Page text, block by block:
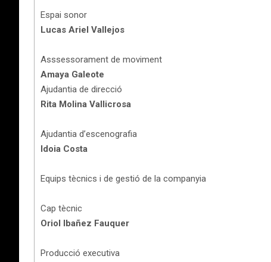
Espai sonor
Lucas Ariel Vallejos
Asssessorament de moviment
Amaya Galeote
Ajudantia de direcció
Rita Molina Vallicrosa
Ajudantia d’escenografia
Idoia Costa
Equips tècnics i de gestió de la companyia
Cap tècnic
Oriol Ibañez Fauquer
Producció executiva